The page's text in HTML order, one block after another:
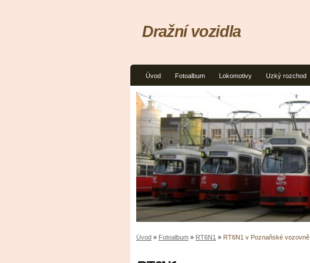
Úvod Fotoalbum Lokomotivy Uzký rozchod
Dražní vozidla
Úvod » Fotoalbum » RT6N1 » RT6N1 v Poznaňské vozovně